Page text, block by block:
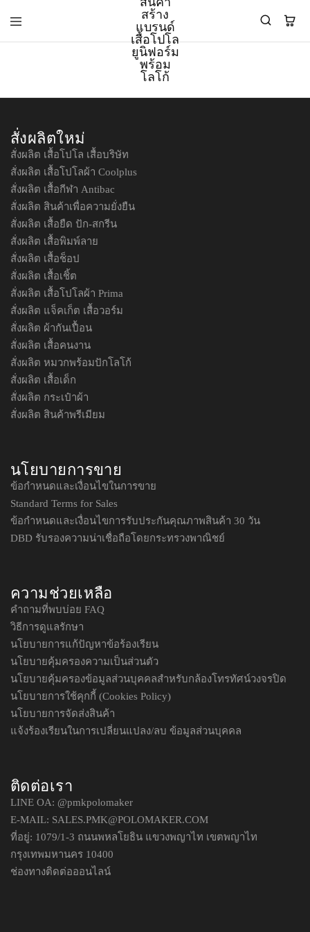
Polomaker
สร้าง
แบรนด์
เสื้อ
โปโล
ยูนิฟอร์ม
พร้อม
โลโก้
ผลิต
บริษัท
มาตรฐาน
ISO9001
และ
อุตสาหกรรม
สี
เขียว
ระดับ
สั่งผลิตใหม่
สั่งผลิต เสื้อโปโล เสื้อบริษัท
สั่งผลิต เสื้อโปโลผ้า Coolplus
สั่งผลิต เสื้อกีฬา Antibac
สั่งผลิต สินค้าเพื่อความยั่งยืน
สั่งผลิต เสื้อยืด ปัก-สกรีน
สั่งผลิต เสื้อพิมพ์ลาย
สั่งผลิต เสื้อช็อป
สั่งผลิต เสื้อเชิ้ต
สั่งผลิต เสื้อโปโลผ้า Prima
สั่งผลิต แจ็คเก็ต เสื้อวอร์ม
สั่งผลิต ผ้ากันเปื้อน
สั่งผลิต เสื้อคนงาน
สั่งผลิต หมวกพร้อมปักโลโก้
สั่งผลิต เสื้อเด็ก
สั่งผลิต กระเป๋าผ้า
สั่งผลิต สินค้าพรีเมียม
นโยบายการขาย
ข้อกำหนดและเงื่อนไขในการขาย
Standard Terms for Sales
ข้อกำหนดและเงื่อนไขการรับประกันคุณภาพสินค้า 30 วัน
DBD รับรองความน่าเชื่อถือโดยกระทรวงพาณิชย์
ความช่วยเหลือ
คำถามที่พบบ่อย FAQ
วิธีการดูแลรักษา
นโยบายการแก้ปัญหาข้อร้องเรียน
นโยบายคุ้มครองความเป็นส่วนตัว
นโยบายคุ้มครองข้อมูลส่วนบุคคลสำหรับกล้องโทรทัศน์วงจรปิด
นโยบายการใช้คุกกี้ (Cookies Policy)
นโยบายการจัดส่งสินค้า
แจ้งร้องเรียนในการเปลี่ยนแปลง/ลบ ข้อมูลส่วนบุคคล
ติดต่อเรา
LINE OA: @pmkpolomaker
E-MAIL: SALES.PMK@POLOMAKER.COM
ที่อยู่: 1079/1-3 ถนนพหลโยธิน แขวงพญาไท เขตพญาไท
กรุงเทพมหานคร 10400
ช่องทางติดต่อออนไลน์